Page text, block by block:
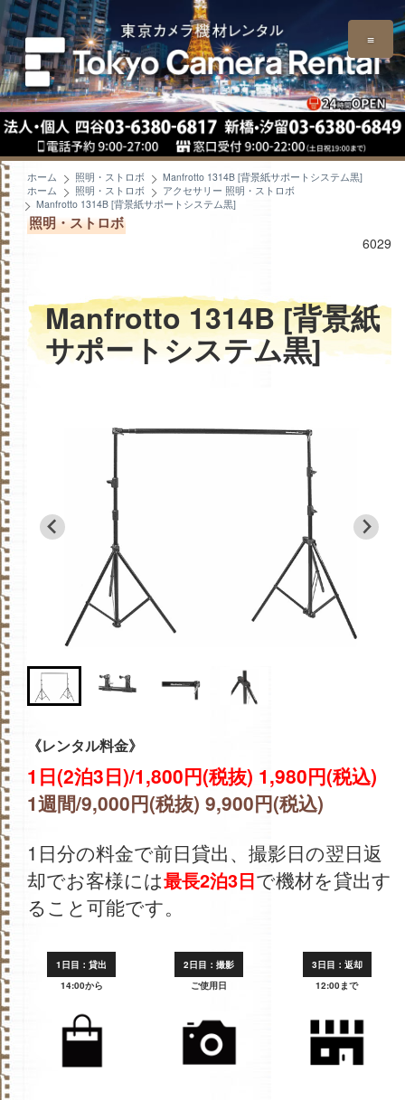
≡
ホーム 照明・ストロボ
Manfrotto 1314B [背景紙サポートシステム黒]
ホーム
照明・ストロボ
アクセサリー 照明・ストロボ
Manfrotto 1314B [背景紙サポートシステム黒]
照明・ストロボ
6029
Manfrotto 1314B [背景紙
サポートシステム黒]
《レンタル料金》
1日(2泊3日)/1,800円(税抜) 1,980円(税込)
1週間/9,000円(税抜) 9,900円(税込)
1日分の料金で前日貸出、撮影日の翌日返
却でお客様には最長2泊3日で機材を貸出す
ること可能です。
1日目：貸出
14:00から
2日目：撮影
ご使用日
3日目：返却
12:00まで